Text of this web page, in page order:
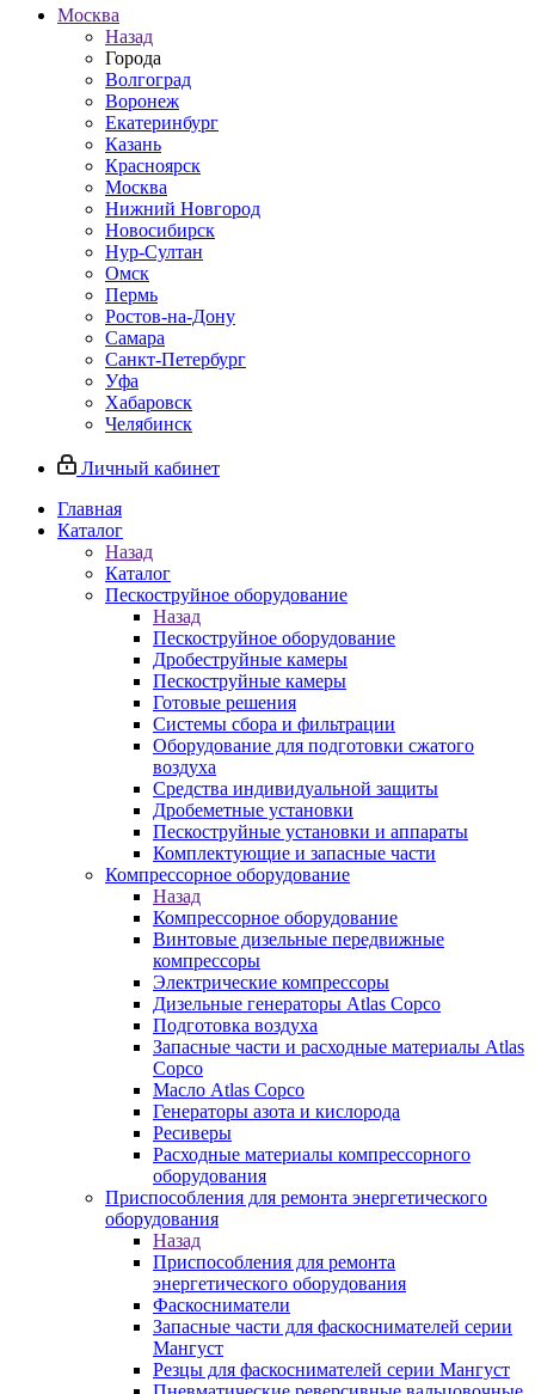
Москва
Назад
Города
Волгоград
Воронеж
Екатеринбург
Казань
Красноярск
Москва
Нижний Новгород
Новосибирск
Нур-Султан
Омск
Пермь
Ростов-на-Дону
Самара
Санкт-Петербург
Уфа
Хабаровск
Челябинск
Личный кабинет
Главная
Каталог
Назад
Каталог
Пескоструйное оборудование
Назад
Пескоструйное оборудование
Дробеструйные камеры
Пескоструйные камеры
Готовые решения
Системы сбора и фильтрации
Оборудование для подготовки сжатого
воздуха
Средства индивидуальной защиты
Дробеметные установки
Пескоструйные установки и аппараты
Комплектующие и запасные части
Компрессорное оборудование
Назад
Компрессорное оборудование
Винтовые дизельные передвижные
компрессоры
Электрические компрессоры
Дизельные генераторы Atlas Copco
Подготовка воздуха
Запасные части и расходные материалы Atlas
Copco
Масло Atlas Copco
Генераторы азота и кислорода
Ресиверы
Расходные материалы компрессорного
оборудования
Приспособления для ремонта энергетического
оборудования
Назад
Приспособления для ремонта
энергетического оборудования
Фаскосниматели
Запасные части для фаскоснимателей серии
Мангуст
Резцы для фаскоснимателей серии Мангуст